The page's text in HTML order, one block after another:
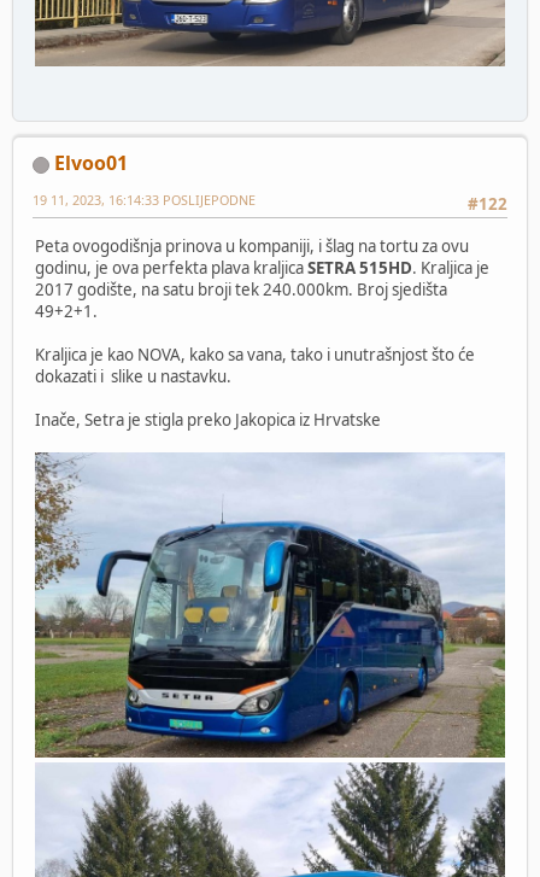
Elvoo01
#122
19 11, 2023, 16:14:33 POSLIJEPODNE
Peta ovogodišnja prinova u kompaniji, i šlag na tortu za ovu
godinu, je ova perfekta plava kraljicaSETRA 515HD. Kraljica je
2017 godište, na satu broji tek 240.000km. Broj sjedišta
49+2+1.
Kraljica je kao NOVA, kako sa vana, tako i unutrašnjost što će
dokazati i slike u nastavku.
Inače, Setra je stigla preko Jakopica iz Hrvatske